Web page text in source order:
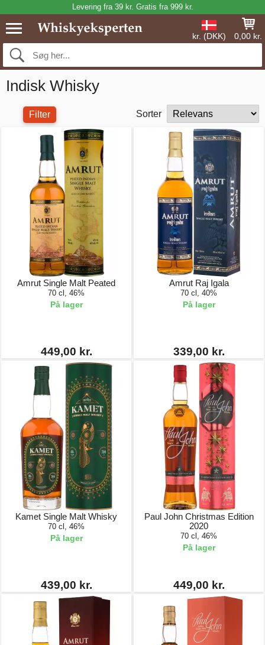
Levering fra 39 kr. Gratis fra 999 kr.
kr. (DKK) 0,00 kr.
Indisk Whisky
Filter Sorter
Amrut Single Malt Peated
70 cl, 46%
På lager
449,00 kr.
Amrut Raj Igala
70 cl, 40%
På lager
339,00 kr.
Kamet Single Malt Whisky
70 cl, 46%
På lager
439,00 kr.
Paul John Christmas Edition
2020
70 cl, 46%
På lager
449,00 kr.